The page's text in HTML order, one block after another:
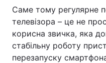
Саме тому регулярне
телевізора – це не
корисна звичка, яка
стабільну роботу
перезапуску